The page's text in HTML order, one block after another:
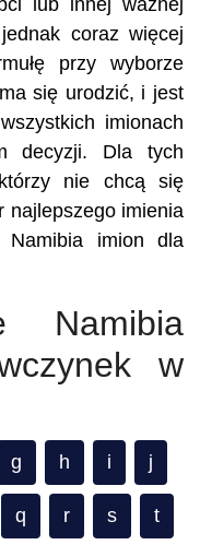
lub innej ważnej
coraz więcej
przy wyborze
się urodzić, i jest
imionach
decyzji. Dla tych
nie chcą się
najlepszego imienia
imion dla
Namibia
w
g h i j
q r s t